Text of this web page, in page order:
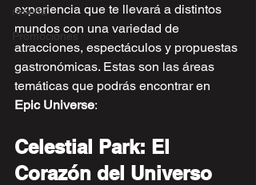
reseña
Promociones
experiencia que te llevará a distintos
mundos con una variedad de
atracciones, espectáculos y propuestas
gastronómicas. Estas son las áreas
temáticas que podrás encontrar en
Epic Universe:
Celestial Park: El
Corazón del Universo